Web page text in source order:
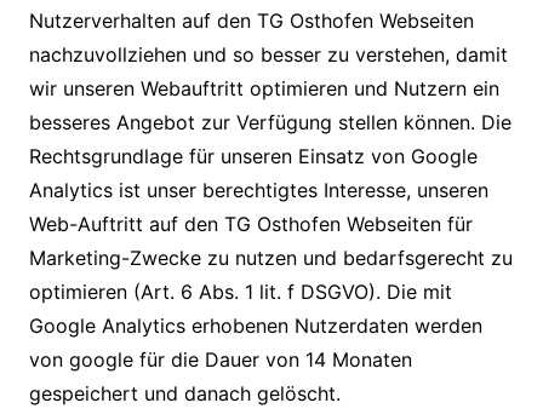
Nutzerverhalten auf den TG Osthofen Webseiten
nachzuvollziehen und so besser zu verstehen, damit
wir unseren Webauftritt optimieren und Nutzern ein
besseres Angebot zur Verfügung stellen können. Die
Rechtsgrundlage für unseren Einsatz von Google
Analytics ist unser berechtigtes Interesse, unseren
Web-Auftritt auf den TG Osthofen Webseiten für
Marketing-Zwecke zu nutzen und bedarfsgerecht zu
optimieren (Art. 6 Abs. 1 lit. f DSGVO). Die mit
Google Analytics erhobenen Nutzerdaten werden
von google für die Dauer von 14 Monaten
gespeichert und danach gelöscht.